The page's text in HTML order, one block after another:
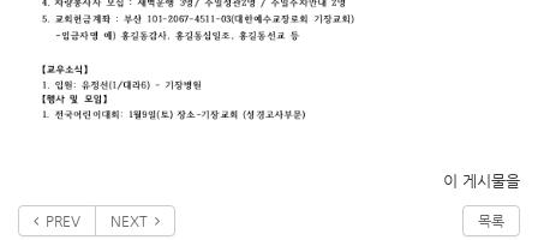
이 게시물을
PREV NEXT 목록